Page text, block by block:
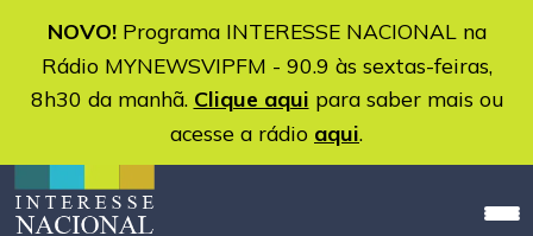
NOVO!Programa INTERESSE NACIONAL na
Rádio MYNEWSVIPFM - 90.9 às sextas-feiras,
8h30 da manhã. Clique aqui para saber mais ou
acesse a rádio aqui.